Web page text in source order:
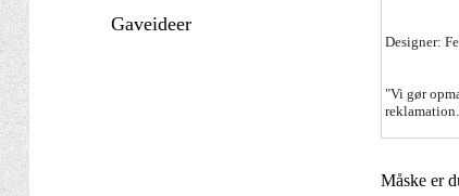
Gaveideer
Designer:
"Vi gør
Måske er